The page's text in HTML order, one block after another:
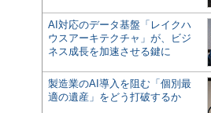
AI対応のデータ基盤「レイクハ
ウスアーキテクチャ」が、ビジ
ネス成長を加速させる鍵に
製造業のAI導入を阻む「個別最
適の遺産」をどう打破するか